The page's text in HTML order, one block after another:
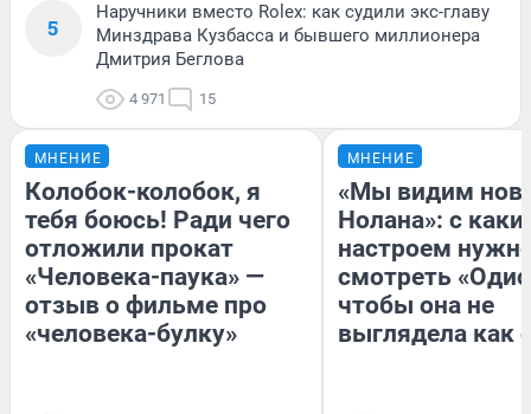
5
Наручники вместо Rolex: как судили экс-главу
Минздрава Кузбасса и бывшего миллионера
Дмитрия Беглова
4 971 15
МНЕНИЕ
Колобок-колобок, я
тебя боюсь! Ради чего
отложили прокат
«Человека-паука» —
отзыв о фильме про
«человека-булку»
МНЕНИЕ
«Мы видим
Нолана»: с
настроем
смотреть
чтобы она не
выглядела как